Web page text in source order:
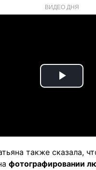
ВИДЕО ДНЯ
Play
также сказала,
фотографировании